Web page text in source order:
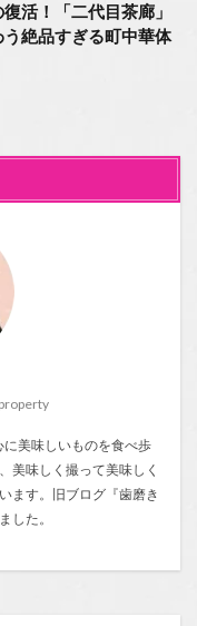
活！「二代目茶廊」
う絶品すぎる町中華体
美味しいものを食べ歩
美味しく撮って美味しく
ます。旧ブログ『歯磨き
した。